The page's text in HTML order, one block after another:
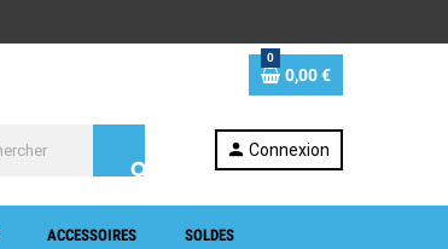
0
0,00 €
search
person Connexion
ACCESSOIRES SOLDES